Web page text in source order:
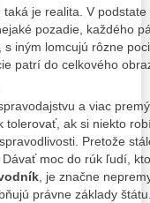
je realita. V
pozadie, každého
iným lomcujú rôzne
patrí do celkového
a viac
ak si niekto
Pretože
moc do rúk ľudí,
, je značne
právne základy